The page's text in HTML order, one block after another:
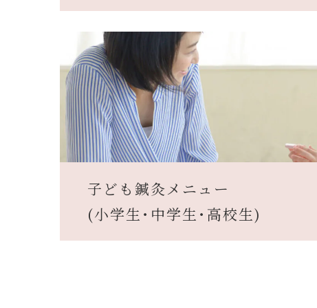
子ども鍼灸メニュー
(小学生･中学生･高校生)